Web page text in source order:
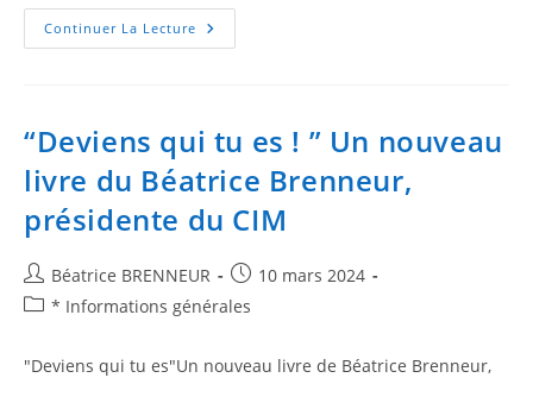
Continuer La Lecture
“Deviens qui tu es ! ” Un nouveau
livre du Béatrice Brenneur,
présidente du CIM
Béatrice BRENNEUR
10 mars 2024
* Informations générales
"Deviens qui tu es"Un nouveau livre de Béatrice Brenneur,